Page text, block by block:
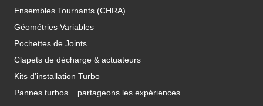
Ensembles Tournants (CHRA)
Géométries Variables
Pochettes de Joints
Clapets de décharge & actuateurs
Kits d'installation Turbo
Pannes turbos... partageons les expériences